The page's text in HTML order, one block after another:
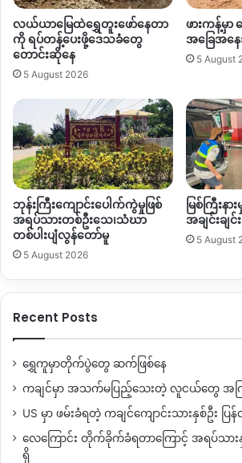
တဲ့ စစ်ကောင်စီတပ်စခန်း နေရာကို KIAပူးပေ
ဆင်တိုက်ခိုက်နေတာကြောင့်တိုက်ပွဲပြင်းထ
ပါတယ်။
လယ်ယာမြေထဲရွှေတူးဖော်နေတာ
ကို ရပ်တန့်ပေးဖို့ဒေသခံတွေ
တောင်းဆိုနေ
5 August 2026
ဖားကန့်မှ
အခြေအ
5 August
ဘုန်းကြီးကျောင်းပေါက်ကွဲမှုဖြစ်
အရပ်သားတစ်ဦးသေ၊သံဃာ
တစ်ပါးပျံလွန်တော်မူ
5 August 2026
မြစ်ကြီးနာ
အချင်းချင်
5 August
Recent Posts
ရွှေကူမှာတိုက်ပွဲတွေ ဆက်ဖြစ်နေ
ကချင်မှာ အသက်မပြည့်သေးတဲ့ လူငယ်တွေ အကြ
US မှာ ဖမ်းခံရတဲ့ ကချင်ကျောင်းသားနှစ်ဦး
လေကြောင်း တိုက်ခိုက်ခံရတာကြောင့် အရပ်သာ
ရှိ